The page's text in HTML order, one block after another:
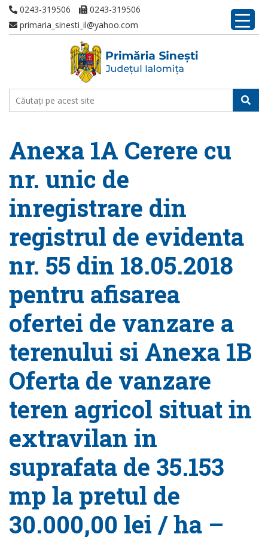
0243-319506
0243-319506
primaria_sinesti_il@yahoo.com
Anexa 1A Cerere cu
nr. unic de
inregistrare din
registrul de evidenta
nr. 55 din 18.05.2018
pentru afisarea
ofertei de vanzare a
terenului si Anexa 1B
Oferta de vanzare
teren agricol situat in
extravilan in
suprafata de 35.153
mp la pretul de
30.000,00 lei / ha –